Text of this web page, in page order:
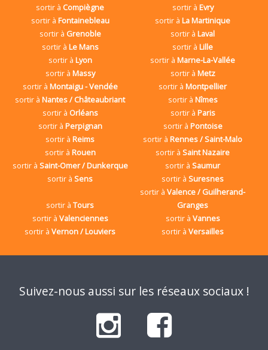
sortir à Compiègne sortir à Evry
sortir à Fontainebleau sortir àLa Martinique
sortir à Grenoble sortir àLaval
sortir à Le Mans sortir àLille
sortir à Lyon sortir àMarne-La-Vallée
sortir à Massy sortir à Metz
sortir à Montaigu - Vendée sortir àMontpellier
sortir àNantes / Châteaubriant sortir à Nîmes
sortir à Orléans sortir à Paris
sortir à Perpignan sortir à Pontoise
sortir àReims sortir àRennes / Saint-Malo
sortir à Rouen sortir àSaint Nazaire
sortir à Saint-Omer / Dunkerque sortir àSaumur
sortir àSens sortir àSuresnes
sortir àTours
sortir àValence / Guilherand-
Granges
sortir à Valenciennes sortir à Vannes
sortir àVernon / Louviers sortir àVersailles
Suivez-nous aussi sur les réseaux sociaux !